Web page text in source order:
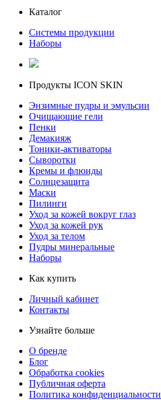
Каталог
Системы продукции
Наборы
Продукты ICON SKIN
Энзимные пудры и эмульсии
Очищающие гели
Пенки
Демакияж
Тоники-активаторы
Сыворотки
Кремы и флюиды
Солнцезащита
Маски
Пилинги
Уход за кожей вокруг глаз
Уход за кожей рук
Уход за телом
Пудры минеральные
Наборы
Как купить
Личный кабинет
Контакты
Узнайте больше
О бренде
Блог
Обработка cookies
Публичная оферта
Политика конфиденциальности